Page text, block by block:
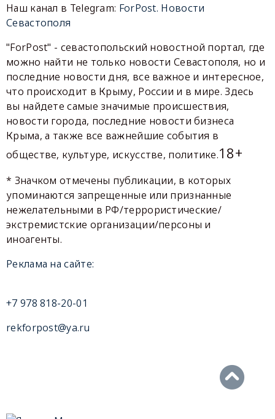
Наш канал в Telegram: ForPost. Новости
Севастополя
"ForPost" - севастопольский новостной портал, где
можно найти не только новости Севастополя, но и
последние новости дня, все важное и интересное,
что происходит в Крыму, России и в мире. Здесь
вы найдете самые значимые происшествия,
новости города, последние новости бизнеса
Крыма, а также все важнейшие события в
обществе, культуре, искусстве, политике.18+
* Значком отмечены публикации, в которых
упоминаются запрещенные или признанные
нежелательными в РФ/террористические/
экстремистские организации/персоны и
иноагенты.
Реклама на сайте:
+7 978 818-20-01
rekforpost@ya.ru